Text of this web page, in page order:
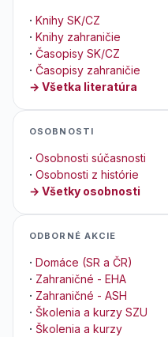
· Knihy SK/CZ
· Knihy zahraničie
· Časopisy SK/CZ
· Časopisy zahraničie
→ Všetka literatúra
OSOBNOSTI
· Osobnosti súčasnosti
· Osobnosti z histórie
→ Všetky osobnosti
ODBORNÉ AKCIE
· Domáce (SR a ČR)
· Zahraničné - EHA
· Zahraničné - ASH
· Školenia a kurzy SZU
· Školenia a kurzy